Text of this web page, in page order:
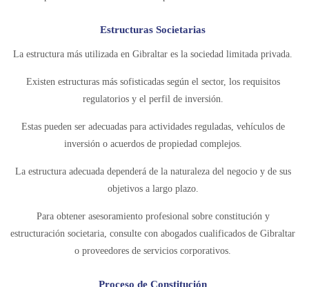
Estructuras Societarias
La estructura más utilizada en Gibraltar es la sociedad limitada privada.
Existen estructuras más sofisticadas según el sector, los requisitos
regulatorios y el perfil de inversión.
Estas pueden ser adecuadas para actividades reguladas, vehículos de
inversión o acuerdos de propiedad complejos.
La estructura adecuada dependerá de la naturaleza del negocio y de sus
objetivos a largo plazo.
Para obtener asesoramiento profesional sobre constitución y
estructuración societaria, consulte con abogados cualificados de Gibraltar
o proveedores de servicios corporativos.
Proceso de Constitución